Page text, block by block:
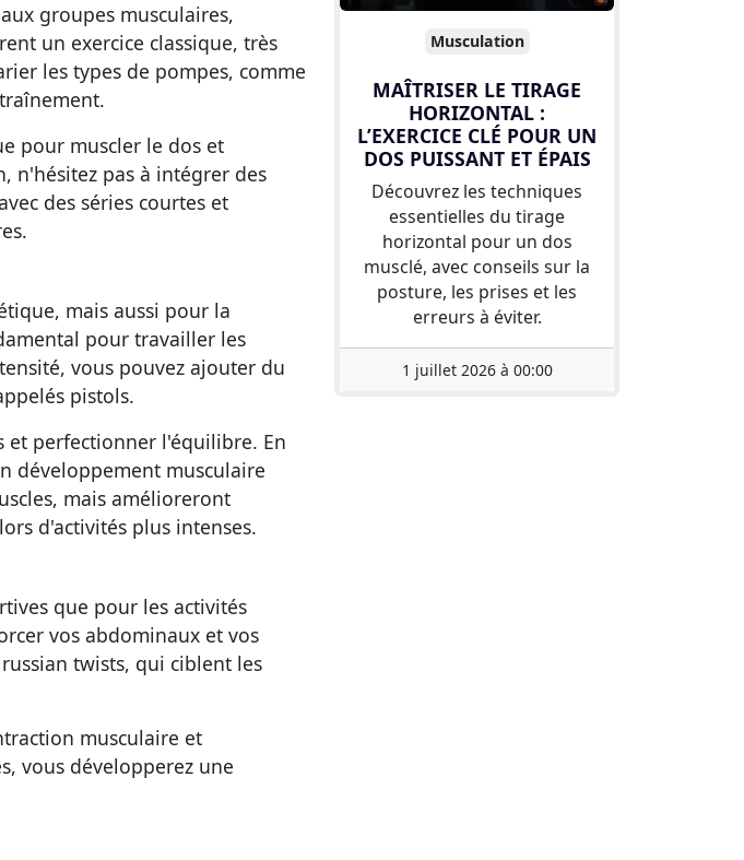
groupes musculaires,
un exercice classique, très
les types de pompes, comme
pour muscler le dos et
n'hésitez pas à intégrer des
des séries courtes et
mais aussi pour la
pour travailler les
vous pouvez ajouter du
pistols.
et perfectionner l'équilibre. En
développement musculaire
mais amélioreront
d'activités plus intenses.
que pour les activités
vos abdominaux et vos
russian twists, qui ciblent les
musculaire et
vous développerez une
Musculation
MAÎTRISER LE TIRAGE
HORIZONTAL :
L’EXERCICE CLÉ POUR UN
DOS PUISSANT ET ÉPAIS
Découvrez les techniques
essentielles du tirage
horizontal pour un dos
musclé, avec conseils sur la
posture, les prises et les
erreurs à éviter.
1 juillet 2026 à 00:00